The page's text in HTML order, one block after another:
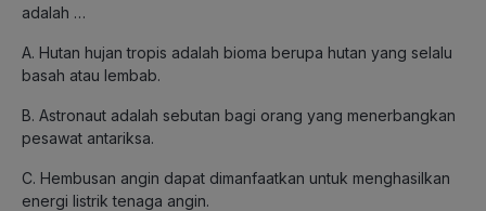
adalah …
A. Hutan hujan tropis adalah bioma berupa hutan yang selalu
basah atau lembab.
B. Astronaut adalah sebutan bagi orang yang menerbangkan
pesawat antariksa.
C. Hembusan angin dapat dimanfaatkan untuk menghasilkan
energi listrik tenaga angin.